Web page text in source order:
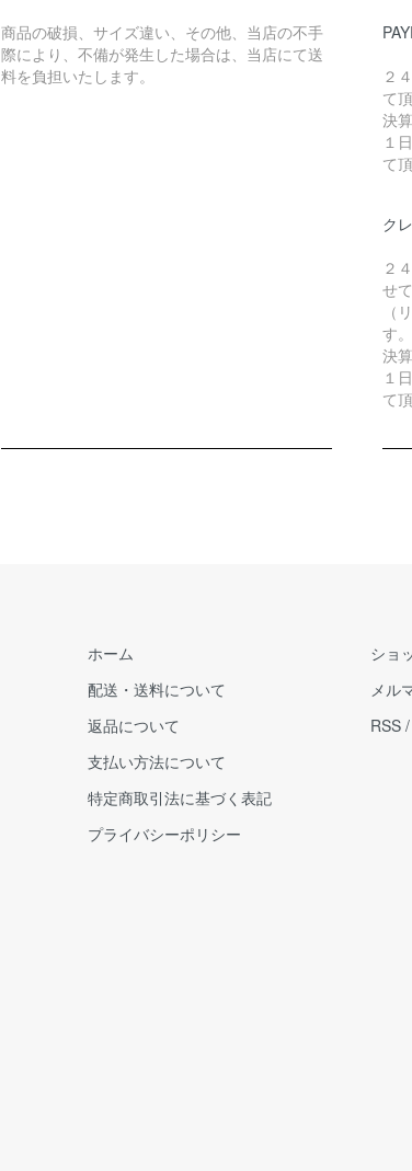
商品の破損、サイズ違い、その他、当店の不手
際により、不備が発生した場合は、当店にて送
料を負担いたします。
２
て
決
１
て
ク
２
せ
（
す。
決
１
て
ホーム
配送・送料について
返品について
支払い方法について
特定商取引法に基づく表記
プライバシーポリシー
ショ
メル
RSS /